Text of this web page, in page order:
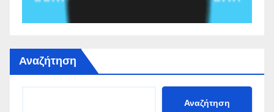
Αναζήτηση
Αναζήτηση